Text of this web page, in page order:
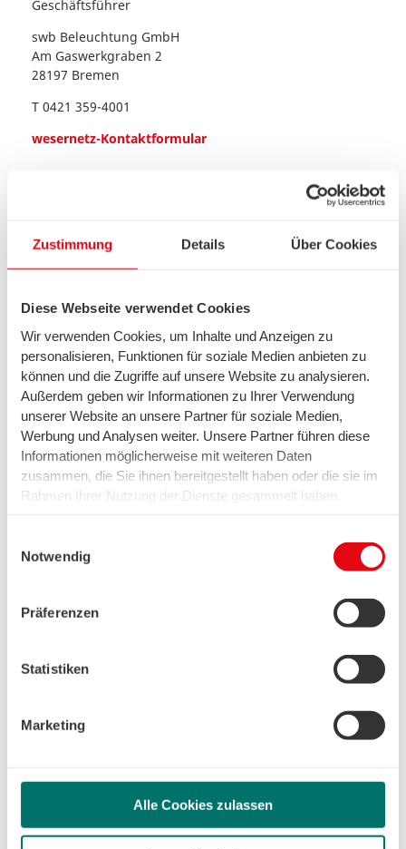
Zustimmung Details Über Cookies
Diese Webseite verwendet Cookies
Wir verwenden Cookies, um Inhalte und Anzeigen zu
personalisieren, Funktionen für soziale Medien anbieten zu
können und die Zugriffe auf unsere Website zu analysieren.
Außerdem geben wir Informationen zu Ihrer Verwendung
unserer Website an unsere Partner für soziale Medien,
Werbung und Analysen weiter. Unsere Partner führen diese
Informationen möglicherweise mit weiteren Daten
zusammen, die Sie ihnen bereitgestellt haben oder die sie im
Rahmen Ihrer Nutzung der Dienste gesammelt haben.
existiert. Das birgt das Risiko des unbemerkten Zugriffs
durch Behörden, das Fehlen von Betroffenenrechten,
Daten.
unserer Datenschutzerklärung. Ihre Einwilligung ist freiwillig
und Sie können sie jederzeit für die Zukunft widerrufen oder
beschränken wir den Einsatz der Cookies auf das notwendige
Minimum, um die Seite betreiben zu können.
Notwendig
Präferenzen
Statistiken
Marketing
Alle Cookies zulassen
Geschäftsführer
swb Beleuchtung GmbH
Am Gaswerkgraben 2
28197 Bremen
T 0421 359-4001
wesernetz-Kontaktformular
swb Beleuchtung GmbH
28197 Bremen
T 0421 359-4003
wesernetz-Kontaktformular
Kontakt Bremen
Kontakt Telekommunikation
Zertifikate